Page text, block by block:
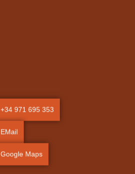
+34 971 695 353
EMail
Google Maps